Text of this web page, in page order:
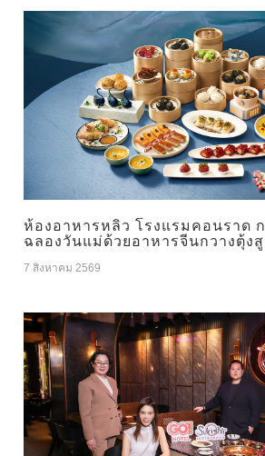
ห้องอาหารหลิว โรงแรมคอนราด
ฉลองวันแม่ด้วยอาหารจีนกวางตุ้ง
7 สิงหาคม 2569